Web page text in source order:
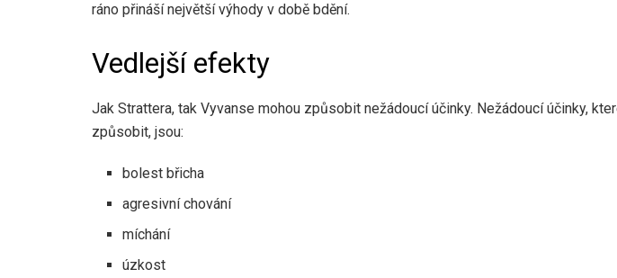
ráno přináší největší výhody v době bdění.
Vedlejší efekty
Jak Strattera, tak Vyvanse mohou způsobit nežádoucí účinky. Nežádoucí účinky,
způsobit, jsou:
bolest břicha
agresivní chování
míchání
úzkost